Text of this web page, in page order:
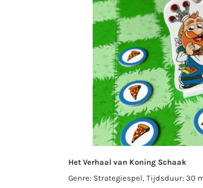
Het Verhaal van Koning Schaak
Genre: Strategiespel, Tijdsduur: 30